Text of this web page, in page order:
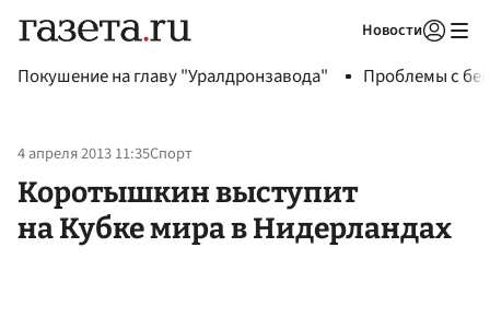
Новости
Покушение на главу "Уралдронзавода" Проблемы с
4 апреля 2013 11:35Спорт
Коротышкин выступит
на Кубке мира в Нидерландах